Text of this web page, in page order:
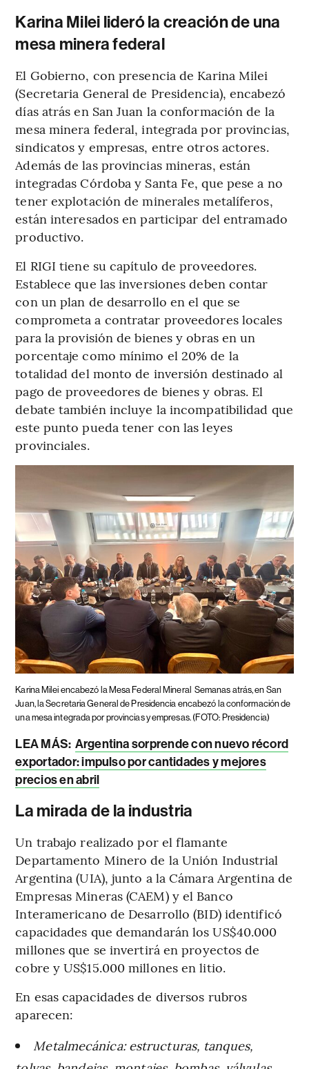
Karina Milei lideró la creación de una
mesa minera federal
El Gobierno, con presencia de Karina Milei
(Secretaria General de Presidencia), encabezó
días atrás en San Juan la conformación de la
mesa minera federal, integrada por provincias,
sindicatos y empresas, entre otros actores.
Además de las provincias mineras, están
integradas Córdoba y Santa Fe, que pese a no
tener explotación de minerales metalíferos,
están interesados en participar del entramado
productivo.
El RIGI tiene su capítulo de proveedores.
Establece que las inversiones deben contar
con un plan de desarrollo en el que se
comprometa a contratar proveedores locales
para la provisión de bienes y obras en un
porcentaje como mínimo el 20% de la
totalidad del monto de inversión destinado al
pago de proveedores de bienes y obras. El
debate también incluye la incompatibilidad que
este punto pueda tener con las leyes
provinciales.
Karina Milei encabezó la Mesa Federal Mineral Semanas atrás, en San
Juan, la Secretaria General de Presidencia encabezó la conformación de
una mesa integrada por provincias y empresas. (FOTO: Presidencia)
LEA MÁS: Argentina sorprende con nuevo récord
exportador: impulso por cantidades y mejores
precios en abril
La mirada de la industria
Un trabajo realizado por el flamante
Departamento Minero de la Unión Industrial
Argentina (UIA), junto a la Cámara Argentina de
Empresas Mineras (CAEM) y el Banco
Interamericano de Desarrollo (BID) identificó
capacidades que demandarán los US$40.000
millones que se invertirá en proyectos de
cobre y US$15.000 millones en litio.
En esas capacidades de diversos rubros
aparecen:
Metalmecánica: estructuras, tanques,